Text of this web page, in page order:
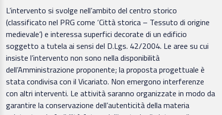
L’intervento si svolge nell’ambito del centro storico
(classificato nel PRG come ‘Città storica – Tessuto di origine
medievale’) e interessa superfici decorate di un edificio
soggetto a tutela ai sensi del D.Lgs. 42/2004. Le aree su cui
insiste l’intervento non sono nella disponibilità
dell’Amministrazione proponente; la proposta progettuale è
stata condivisa con il Vicariato. Non emergono interferenze
con altri interventi. Le attività saranno organizzate in modo da
garantire la conservazione dell’autenticità della materia